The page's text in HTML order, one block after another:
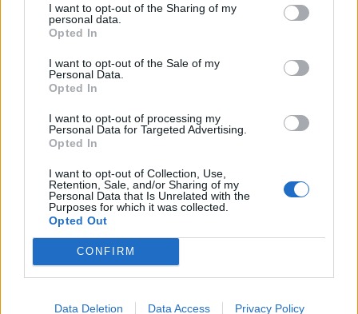
I want to opt-out of the Sharing of my
personal data.
Opted In
I want to opt-out of the Sale of my
Personal Data.
Opted In
I want to opt-out of processing my
Personal Data for Targeted Advertising.
Opted In
I want to opt-out of Collection, Use,
Retention, Sale, and/or Sharing of my
Personal Data that Is Unrelated with the
Purposes for which it was collected.
Opted Out
CONFIRM
Data Deletion Data Access Privacy Policy
KEDVES OLVASÓNK!
tartozik, melynek olvasása előfizetéses
regisztrációhoz kötött.
Az előfizetés a következőket tartalmazza:
Portfolio.hu teljes cikkarchívum
kötéslistái
MÁR ELŐFIZETŐNK VAGY?BEJELENTKEZÉS